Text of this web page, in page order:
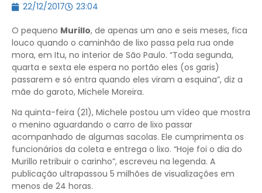
22/12/2017 23:04
O pequeno Murillo, de apenas um ano e seis meses, fica
louco quando o caminhão de lixo passa pela rua onde
mora, em Itu, no interior de São Paulo. “Toda segunda,
quarta e sexta ele espera no portão eles (os garis)
passarem e só entra quando eles viram a esquina”, diz a
mãe do garoto, Michele Moreira.
Na quinta-feira (21), Michele postou um vídeo que mostra
o menino aguardando o carro de lixo passar
acompanhado de algumas sacolas. Ele cumprimenta os
funcionários da coleta e entrega o lixo. “Hoje foi o dia do
Murillo retribuir o carinho”, escreveu na legenda. A
publicação ultrapassou 5 milhões de visualizações em
menos de 24 horas.